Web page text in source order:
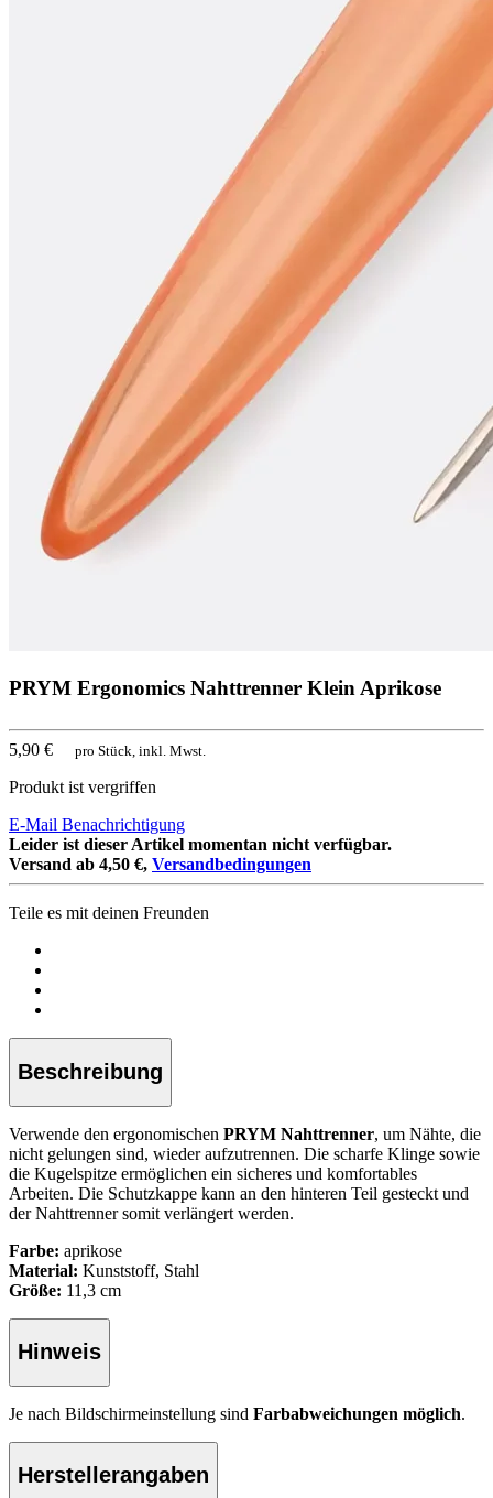
PRYM Ergonomics Nahttrenner Klein Aprikose
5,90 € pro Stück, inkl. Mwst.
Produkt ist vergriffen
E-Mail Benachrichtigung
Leider ist dieser Artikel momentan nicht verfügbar.
Versand ab 4,50 €, Versandbedingungen
Teile es mit deinen Freunden
Beschreibung
Verwende den ergonomischen PRYM Nahttrenner, um Nähte, die
nicht gelungen sind, wieder aufzutrennen. Die scharfe Klinge sowie
die Kugelspitze ermöglichen ein sicheres und komfortables
Arbeiten. Die Schutzkappe kann an den hinteren Teil gesteckt und
der Nahttrenner somit verlängert werden.
Farbe: aprikose
Material: Kunststoff, Stahl
Größe: 11,3 cm
Hinweis
Je nach Bildschirmeinstellung sind Farbabweichungen möglich.
Herstellerangaben